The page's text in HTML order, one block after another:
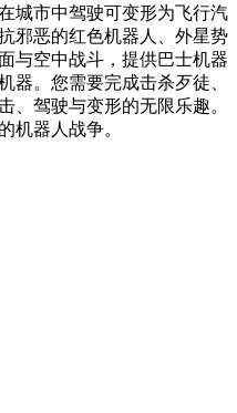
城市中驾驶可变形为飞行汽
邪恶的红色机器人、外星势
与空中战斗，提供巴士机器
器。您需要完成击杀歹徒、
、驾驶与变形的无限乐趣。
机器人战争。